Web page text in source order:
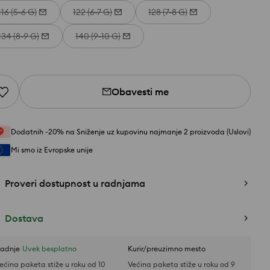
(5-6 G) 122 (6-7 G) 128 (7-8 G)
(8-9 G) 140 (9-10 G)
Obavesti me
Dodatnih -20% na Sniženje uz kupovinu najmanje 2 proizvoda (Uslovi)
Mi smo iz Evropske unije
Proveri dostupnost u radnjama
Dostava
Uvek besplatno
paketa stiže u roku od 10
Kurir/preuzimno mesto
Većina paketa stiže u roku od 9